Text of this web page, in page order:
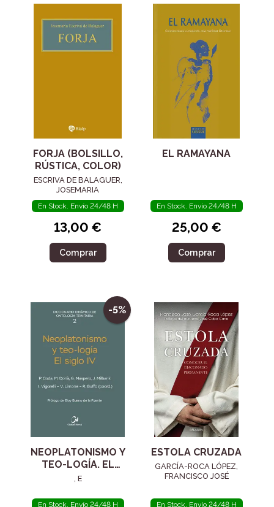
FORJA (BOLSILLO,
RÚSTICA, COLOR)
ESCRIVA DE BALAGUER,
JOSEMARIA
En Stock. Envío 24/48 H
13,00 €
Comprar
EL RAMAYANA
En Stock. Envío 24/48 H
25,00 €
Comprar
-5%
NEOPLATONISMO Y
TEO-LOGÍA. EL
SIGLO IV
, E
En Stock. Envío 24/48 H
ESTOLA CRUZADA
GARCÍA-ROCA LÓPEZ,
FRANCISCO JOSÉ
En Stock. Envío 24/48 H